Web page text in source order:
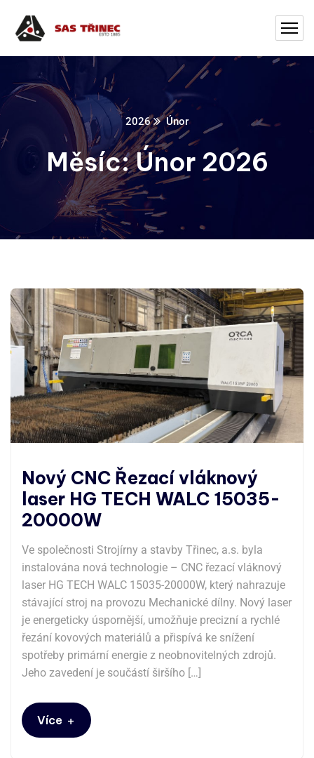
2026 Únor
Měsíc:Únor 2026
Nový CNC Řezací vláknový
laser HG TECH WALC 15035-
20000W
Ve společnosti Strojírny a stavby Třinec, a.s. byla
instalována nová technologie – CNC řezací vláknový
laser HG TECH WALC 15035-20000W, který nahrazuje
stávající stroj na provozu Mechanické dílny. Nový laser
je energeticky úspornější, umožňuje precizní a rychlé
řezání kovových materiálů a přispívá ke snížení
spotřeby primární energie z neobnovitelných zdrojů.
Jeho zavedení je součástí širšího […]
Více +